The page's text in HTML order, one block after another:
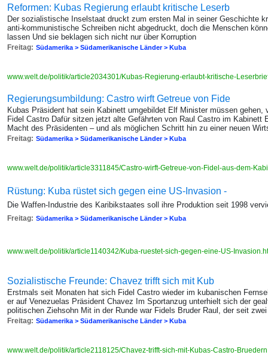
Reformen: Kubas Regierung erlaubt kritische Leserb
Der sozialistische Inselstaat druckt zum ersten Mal in seiner Geschichte
anti-kommunistische Schreiben nicht abgedruckt, doch die Menschen
lassen Und sie beklagen sich nicht nur über Korruption
Freitag: Südamerika > Südamerikanische Länder > Kuba
www.welt.de/politik/article2034301/Kubas-Regierung-erlaubt-kritische-
Regierungsumbildung: Castro wirft Getreue von Fide
Kubas Präsident hat sein Kabinett umgebildet Elf Minister müssen gehen,
Fidel Castro Dafür sitzen jetzt alte Gefährten von Raul Castro im Kabinett
Macht des Präsidenten – und als möglichen Schritt hin zu einer neuen
Freitag: Südamerika > Südamerikanische Länder > Kuba
www.welt.de/politik/article3311845/Castro-wirft-Getreue-von-Fidel-aus-dem-
Rüstung: Kuba rüstet sich gegen eine US-Invasion -
Die Waffen-Industrie des Karibikstaates soll ihre Produktion seit 1998
Freitag: Südamerika > Südamerikanische Länder > Kuba
www.welt.de/politik/article1140342/Kuba-ruestet-sich-gegen-eine-US-
Sozialistische Freunde: Chavez trifft sich mit Kub
Erstmals seit Monaten hat sich Fidel Castro wieder im kubanischen
er auf Venezuelas Präsident Chavez Im Sportanzug unterhielt sich der
politischen Ziehsohn Mit in der Runde war Fidels Bruder Raul, der seit
Freitag: Südamerika > Südamerikanische Länder > Kuba
www.welt.de/politik/article2118125/Chavez-trifft-sich-mit-Kubas-Castro-